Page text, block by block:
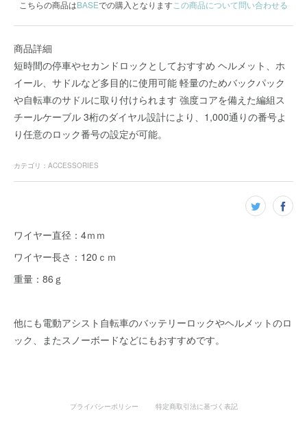
こちらの商品はBASEでの購入となりますこの商品について問い合わせる
商品詳細
短時間の停車やセカンドロックとしておすすめ ヘルメット、ホ
イール、サドルなど多目的に使用可能 軽量のためバックパック
や自転車のサドルに取り付けられます 強度コアを備えた編組ス
チールケーブル 3桁のダイヤル設計により、1,000通りの番号よ
り任意のロック番号の設定が可能。
カテゴリ ： ACCESSORIES
ワイヤー直径：4ｍｍ
ワイヤー長さ：120ｃｍ
重量：86ｇ
他にも電動アシスト自転車のバッテリーロックやヘルメットのロ
ック、またスノーボードなどにもおすすめです。
プライバシーポリシー 特定商取引法に基づく表記